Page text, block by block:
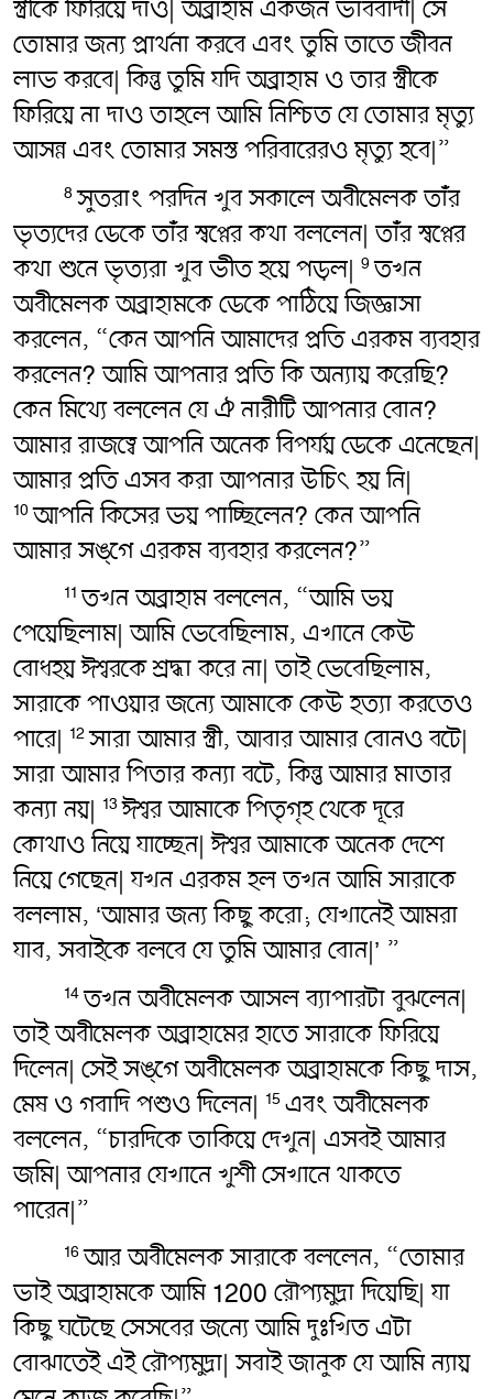
স্ত্রীকে ফিরিয়ে দাও| অব্রাহাম একজন ভাববাদী| সে
তোমার জন্য প্রার্থনা করবে এবং তুমি তাতে জীবন
লাভ করবে| কিন্তু তুমি যদি অব্রাহাম ও তার স্ত্রীকে
ফিরিয়ে না দাও তাহলে আমি নিশ্চিত যে তোমার মৃত্যু
আসন্ন এবং তোমার সমস্ত পরিবারেরও মৃত্যু হবে|”
8সুতরাং পরদিন খুব সকালে অবীমেলক তাঁর
ভৃত্যদের ডেকে তাঁর স্বপ্নের কথা বললেন| তাঁর স্বপ্নের
কথা শুনে ভৃত্যরা খুব ভীত হয়ে পড়ল| 9তখন
অবীমেলক অব্রাহামকে ডেকে পাঠিয়ে জিজ্ঞাসা
করলেন, “কেন আপনি আমাদের প্রতি এরকম ব্যবহার
করলেন? আমি আপনার প্রতি কি অন্যায় করেছি?
কেন মিথ্যে বললেন যে ঐ নারীটি আপনার বোন?
আমার রাজত্বে আপনি অনেক বিপর্যয় ডেকে এনেছেন|
আমার প্রতি এসব করা আপনার উচিৎ‌ হয় নি|
10আপনি কিসের ভয় পাচ্ছিলেন? কেন আপনি
আমার সঙ্গে এরকম ব্যবহার করলেন?”
11তখন অব্রাহাম বললেন, “আমি ভয়
পেয়েছিলাম| আমি ভেবেছিলাম, এখানে কেউ
বোধহয় ঈশ্বরকে শ্রদ্ধা করে না| তাই ভেবেছিলাম,
সারাকে পাওয়ার জন্যে আমাকে কেউ হত্যা করতেও
পারে| 12সারা আমার স্ত্রী, আবার আমার বোনও বটে|
সারা আমার পিতার কন্যা বটে, কিন্তু আমার মাতার
কন্যা নয়| 13ঈশ্বর আমাকে পিতৃগৃহ থেকে দূরে
কোথাও নিয়ে যাচ্ছেন| ঈশ্বর আমাকে অনেক দেশে
নিয়ে গেছেন| যখন এরকম হল তখন আমি সারাকে
বললাম, ‘আমার জন্য কিছু করো; যেখানেই আমরা
যাব, সবাইকে বলবে যে তুমি আমার বোন|’ ”
14তখন অবীমেলক আসল ব্যাপারটা বুঝলেন|
তাই অবীমেলক অব্রাহামের হাতে সারাকে ফিরিয়ে
দিলেন| সেই সঙ্গে অবীমেলক অব্রাহামকে কিছু দাস,
মেষ ও গবাদি পশুও দিলেন| 15 এবং অবীমেলক
বললেন, “চারদিকে তাকিয়ে দেখুন| এসবই আমার
জমি| আপনার যেখানে খুশী সেখানে থাকতে
পারেন|”
16আর অবীমেলক সারাকে বললেন, “তোমার
ভাই অব্রাহামকে আমি 1200 রৌপ্যমুদ্রা দিয়েছি| যা
কিছু ঘটেছে সেসবের জন্যে আমি দুঃখিত এটা
বোঝাতেই এই রৌপ্যমুদ্রা| সবাই জানুক যে আমি ন্যায়